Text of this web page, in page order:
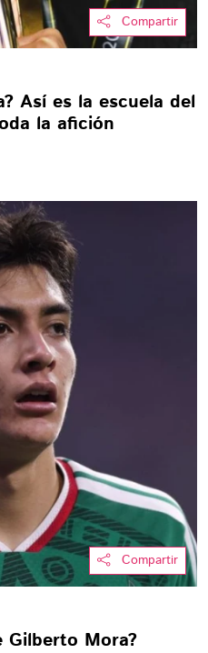
Compartir
Así es la escuela del
la afición
Compartir
Gilberto Mora?